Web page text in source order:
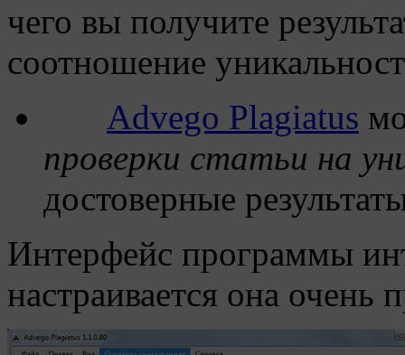
чего вы получите
соотношение
Advego Plagiatus
проверки статьи на
достоверные
Интерфейс программы
настраивается она очень